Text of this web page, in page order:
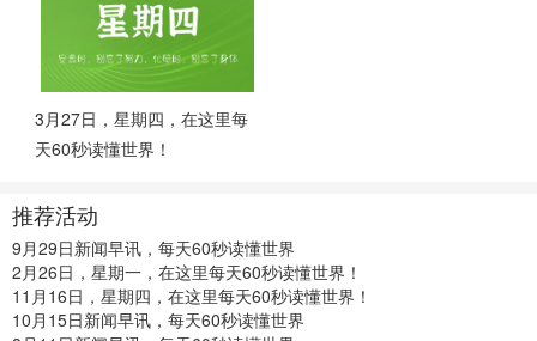
3月27日，星期四，在这里每
天60秒读懂世界！
推荐活动
9月29日新闻早讯，每天60秒读懂世界
2月26日，星期一，在这里每天60秒读懂世界！
11月16日，星期四，在这里每天60秒读懂世界！
10月15日新闻早讯，每天60秒读懂世界